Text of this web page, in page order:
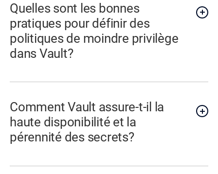
Quelles sont les bonnes
pratiques pour définir des
politiques de moindre privilège
dans Vault?
Comment Vault assure-t-il la
haute disponibilité et la
pérennité des secrets?